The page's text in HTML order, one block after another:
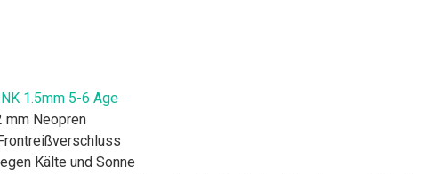
1.5mm 5-6 Age
mm Neopren
Kälte und Sonne